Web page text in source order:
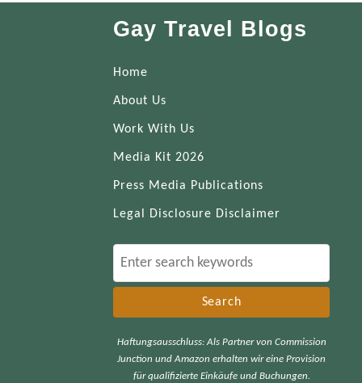
Gay Travel Blogs
Home
About Us
Work With Us
Media Kit 2026
Press Media Publications
Legal Disclosure Disclaimer
e
cHaftungsausschluss: Als Partner von Commission
Junction und Amazon erhalten wir eine Provision
für qualifizierte Einkäufe und Buchungen.